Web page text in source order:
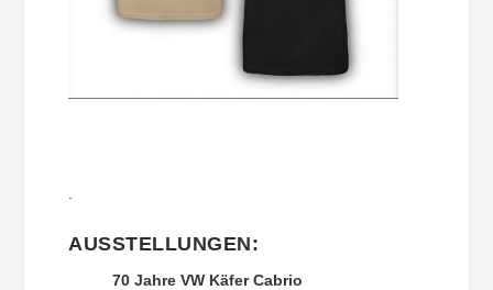
.
AUSSTELLUNGEN:
70 Jahre VW Käfer Cabrio